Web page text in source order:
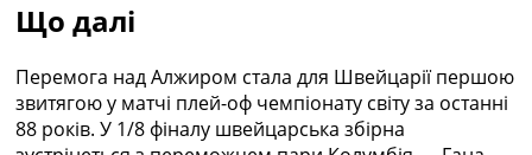
Що далі
Перемога над Алжиром стала для Швейцарії першою
звитягою у матчі плей-оф чемпіонату світу за останні
88 років. У 1/8 фіналу швейцарська збірна